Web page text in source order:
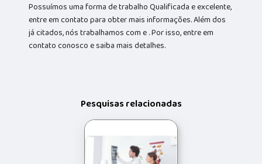
Possuímos uma forma de trabalho Qualificada e excelente,
entre em contato para obter mais informações. Além dos
já citados, nós trabalhamos com e . Por isso, entre em
contato conosco e saiba mais detalhes.
Pesquisas relacionadas